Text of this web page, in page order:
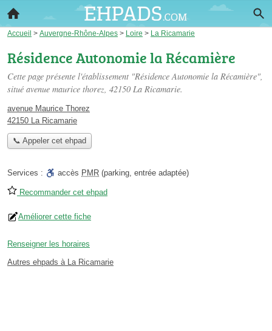
Accueil > Auvergne-Rhône-Alpes > Loire > La Ricamarie
Résidence Autonomie la Récamière
Cette page présente l'établissement "Résidence Autonomie la Récamière",
situé avenue maurice thorez, 42150 La Ricamarie.
avenue Maurice Thorez
42150 La Ricamarie
📞 Appeler cet ehpad
Services : accès PMR (parking, entrée adaptée)
Recommander cet ehpad
Améliorer cette fiche
Renseigner les horaires
Autres ehpads à La Ricamarie